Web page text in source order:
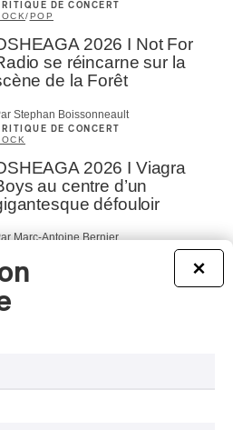
DE CONCERT
/POP
2026 I Not For
se réincarne sur la
de la Forêt
Stephan Boissonneault
DE CONCERT
2026 I Viagra
au centre d’un
défouloir
Marc-Antoine Bernier
fièvre
×